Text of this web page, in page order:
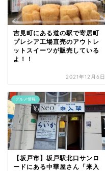
吉見町にある道の駅で寄居町
プレシア工場直売のアウトレ
ットスイーツが販売している
よ！！
2021年12月6日
グルメ情報
【坂戸市】坂戸駅北口サンロ
ードにある中華屋さん「来入